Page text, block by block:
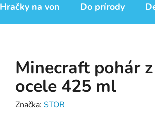
Hračky na von Do prírody
Minecraft pohár
ocele 425 ml
Značka: STOR